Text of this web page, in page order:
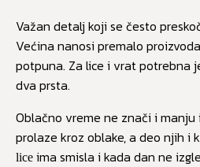
Važan detalj koji se često
Većina nanosi premalo
potpuna. Za lice i vrat potrebna
dva prsta.
Oblačno vreme ne znači i manju
prolaze kroz oblake, a deo njih i
lice ima smisla i kada dan ne